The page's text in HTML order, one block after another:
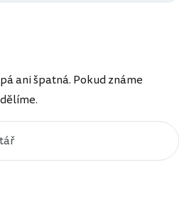
ani špatná. Pokud známe